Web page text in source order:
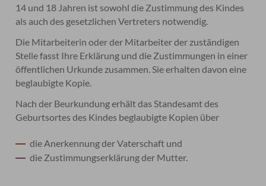
14 und 18 Jahren ist sowohl die Zustimmung des Kindes
als auch des gesetzlichen Vertreters notwendig.
Die Mitarbeiterin oder der Mitarbeiter der zuständigen
Stelle fasst Ihre Erklärung und die Zustimmungen in einer
öffentlichen Urkunde zusammen. Sie erhalten davon eine
beglaubigte Kopie.
Nach der Beurkundung erhält das Standesamt des
Geburtsortesdes Kindes beglaubigte Kopien über
die Anerkennung der Vaterschaft und
die Zustimmungserklärung der Mutter.